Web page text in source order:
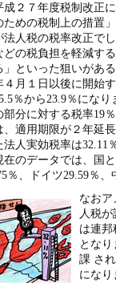
成２７年度税制改正
ための税制上の措置
法人税の税率改正で
どの税負担を軽減す
」といった狙いがあ
４月１日以後に開始
％から23.9％にな
部分に対する税率19
、適用期限が２年延
法人実効税率は32.11
在のデータでは、国
％、ドイツ29.59％
なおア
人税
は連邦
とな
課 さ
になり